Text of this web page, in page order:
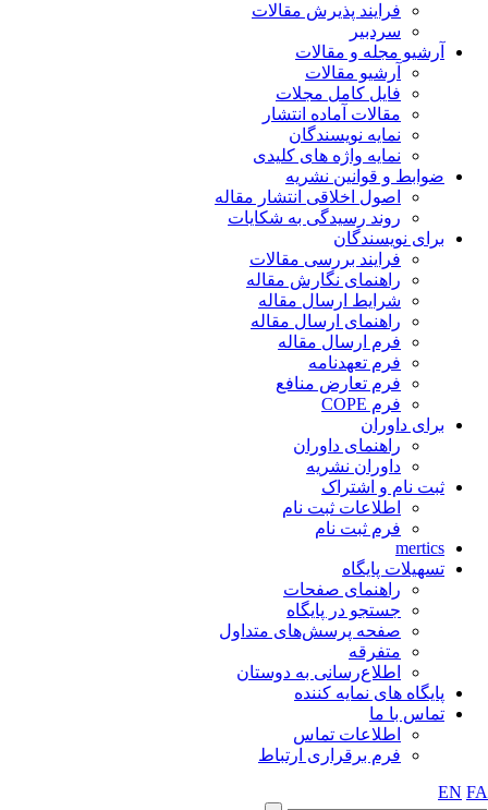
فرایند پذیرش مقالات
سردبیر
آرشیو مجله و مقالات
آرشیو مقالات
فایل کامل مجلات
مقالات آماده انتشار
نمایه نویسندگان
نمایه واژه های کلیدی
ضوابط و قوانین نشریه
اصول اخلاقی انتشار مقاله
روند رسیدگی به شکایات
برای نویسندگان
فرایند بررسی مقالات
راهنمای نگارش مقاله
شرایط ارسال مقاله
راهنمای ارسال مقاله
فرم ارسال مقاله
فرم تعهدنامه
فرم تعارض منافع
فرم COPE
برای داوران
راهنمای داوران
داوران نشریه
ثبت نام و اشتراک
اطلاعات ثبت نام
فرم ثبت نام
mertics
تسهیلات پایگاه
راهنمای صفحات
جستجو در پایگاه
صفحه پرسش‌های متداول
متفرقه
اطلاع‌رسانی به دوستان
پایگاه های نمایه کننده
تماس با ما
اطلاعات تماس
فرم برقراری ارتباط
EN